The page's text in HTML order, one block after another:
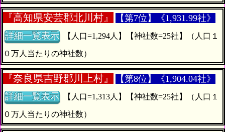
『高知県安芸郡北川村』
【第7位】《1,931.99社》
詳細一覧表示
０万人当たりの神社数）
『奈良県吉野郡川上村』
【第8位】《1,904.04社》
詳細一覧表示
０万人当たりの神社数）